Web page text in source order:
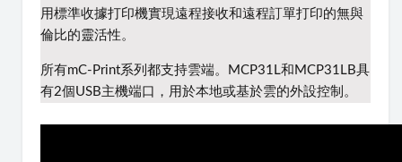
用標準收據打印機實現遠程接收和遠程訂單打印的無與
倫比的靈活性。
所有mC-Print系列都支持雲端。
MCP31L和MCP31LB具
有2個USB主機端口，用於本地或基於雲的外設控制。